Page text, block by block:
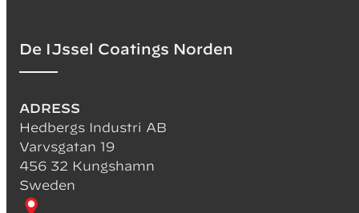
De IJssel Coatings Norden
ADRESS
Hedbergs Industri AB
Varvsgatan 19
456 32 Kungshamn
Sweden